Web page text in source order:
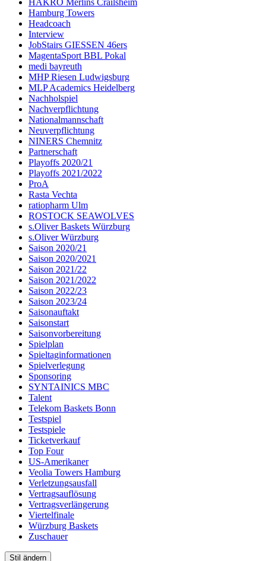
HAKRO Merlins Crailsheim
Hamburg Towers
Headcoach
Interview
JobStairs GIESSEN 46ers
MagentaSport BBL Pokal
medi bayreuth
MHP Riesen Ludwigsburg
MLP Academics Heidelberg
Nachholspiel
Nachverpflichtung
Nationalmannschaft
Neuverpflichtung
NINERS Chemnitz
Partnerschaft
Playoffs 2020/21
Playoffs 2021/2022
ProA
Rasta Vechta
ratiopharm Ulm
ROSTOCK SEAWOLVES
s.Oliver Baskets Würzburg
s.Oliver Würzburg
Saison 2020/21
Saison 2020/2021
Saison 2021/22
Saison 2021/2022
Saison 2022/23
Saison 2023/24
Saisonauftakt
Saisonstart
Saisonvorbereitung
Spielplan
Spieltaginformationen
Spielverlegung
Sponsoring
SYNTAINICS MBC
Talent
Telekom Baskets Bonn
Testspiel
Testspiele
Ticketverkauf
Top Four
US-Amerikaner
Veolia Towers Hamburg
Verletzungsausfall
Vertragsauflösung
Vertragsverlängerung
Viertelfinale
Würzburg Baskets
Zuschauer
Stil ändern